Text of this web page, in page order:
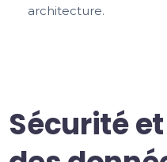
architecture.
Sécurité